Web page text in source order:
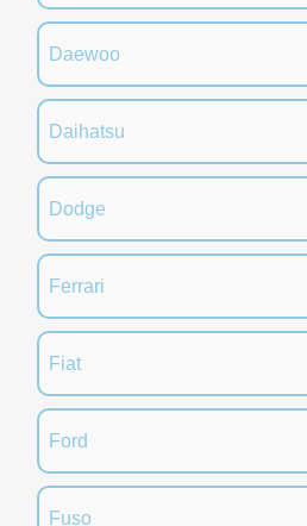
Daewoo
Daihatsu
Dodge
Ferrari
Fiat
Ford
Fuso